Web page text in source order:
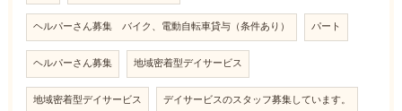
ヘルパーさん募集 バイク、電動自転車貸与（条件あり） パート
ヘルパーさん募集 地域密着型デイサービス
地域密着型デイサービス デイサービスのスタッフ募集しています。